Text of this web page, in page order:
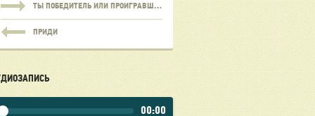
ТЫ ПОБЕДИТЕЛЬ ИЛИ ПРОИГРАВШИЙ?
ПРИДИ
00:00